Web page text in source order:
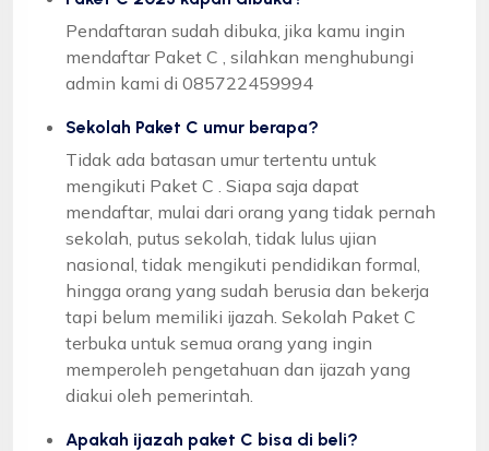
Pendaftaran sudah dibuka, jika kamu ingin
mendaftar Paket C , silahkan menghubungi
admin kami di 085722459994
Sekolah Paket C umur berapa?
Tidak ada batasan umur tertentu untuk
mengikuti Paket C . Siapa saja dapat
mendaftar, mulai dari orang yang tidak pernah
sekolah, putus sekolah, tidak lulus ujian
nasional, tidak mengikuti pendidikan formal,
hingga orang yang sudah berusia dan bekerja
tapi belum memiliki ijazah. Sekolah Paket C
terbuka untuk semua orang yang ingin
memperoleh pengetahuan dan ijazah yang
diakui oleh pemerintah.
Apakah ijazah paket C bisa di beli?